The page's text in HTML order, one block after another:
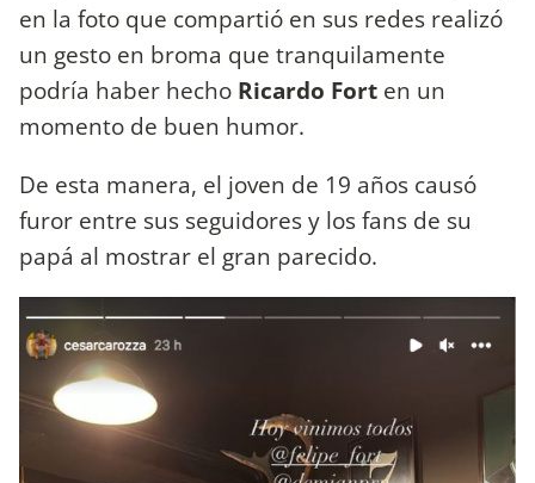
en la foto que compartió en sus redes realizó
un gesto en broma que tranquilamente
podría haber hecho Ricardo Fort en un
momento de buen humor.
De esta manera, el joven de 19 años causó
furor entre sus seguidores y los fans de su
papá al mostrar el gran parecido.